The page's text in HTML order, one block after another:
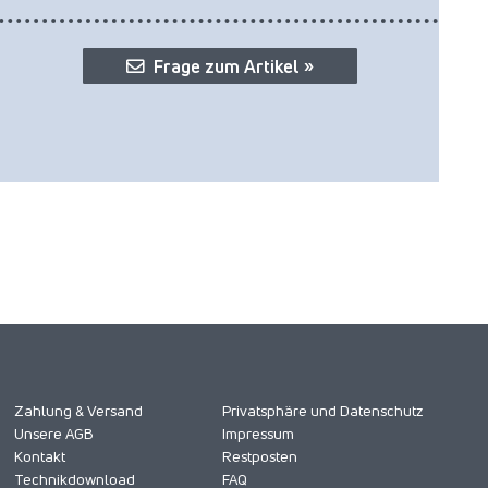
Frage zum Artikel »
Zahlung & Versand
Privatsphäre und Datenschutz
Unsere AGB
Impressum
Kontakt
Restposten
Technikdownload
FAQ